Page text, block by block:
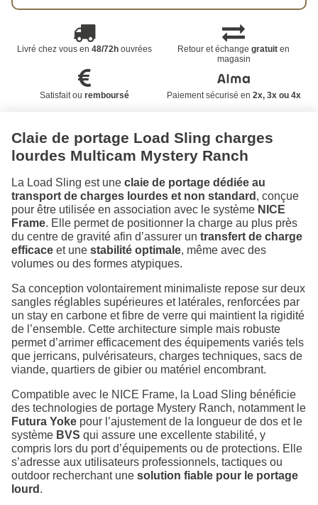
Livré chez vous en 48/72houvrées Retour et échangegratuit en
magasin
Satisfait ou remboursé Paiement sécurisé en 2x, 3x ou 4x
Claie de portage Load Sling charges
lourdes Multicam Mystery Ranch
La Load Sling est une claie de portage dédiée au
transport de charges lourdes et non standard , conçue
pour être utilisée en association avec le système NICE
Frame. Elle permet de positionner la charge au plus près
du centre de gravité afin d’assurer un transfert de charge
efficace et une stabilité optimale, même avec des
volumes ou des formes atypiques.
Sa conception volontairement minimaliste repose sur deux
sangles réglables supérieures et latérales, renforcées par
un stay en carbone et fibre de verre qui maintient la rigidité
de l’ensemble. Cette architecture simple mais robuste
permet d’arrimer efficacement des équipements variés tels
que jerricans, pulvérisateurs, charges techniques, sacs de
viande, quartiers de gibier ou matériel encombrant.
Compatible avec le NICE Frame, la Load Sling bénéficie
des technologies de portage Mystery Ranch, notamment le
Futura Yoke pour l’ajustement de la longueur de dos et le
système BVS qui assure une excellente stabilité, y
compris lors du port d’équipements ou de protections. Elle
s’adresse aux utilisateurs professionnels, tactiques ou
outdoor recherchant une solution fiable pour le portage
lourd .